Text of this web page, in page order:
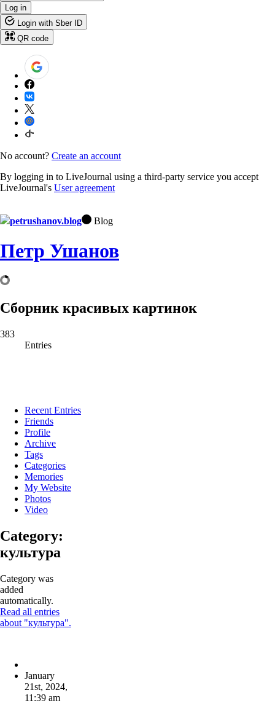
Log in
Login with Sber ID
QR code
No account? Create an account
By logging in to LiveJournal using a third-party service you accept
LiveJournal's User agreement
petrushanov.blog Blog
Петр Ушанов
Сборник красивых картинок
383
Entries
Recent Entries
Friends
Profile
Archive
Tags
Categories
Memories
My Website
Photos
Video
Category:
культура
Category was
added
automatically.
Read all entries
about "культура".
January
21st, 2024,
11:39 am